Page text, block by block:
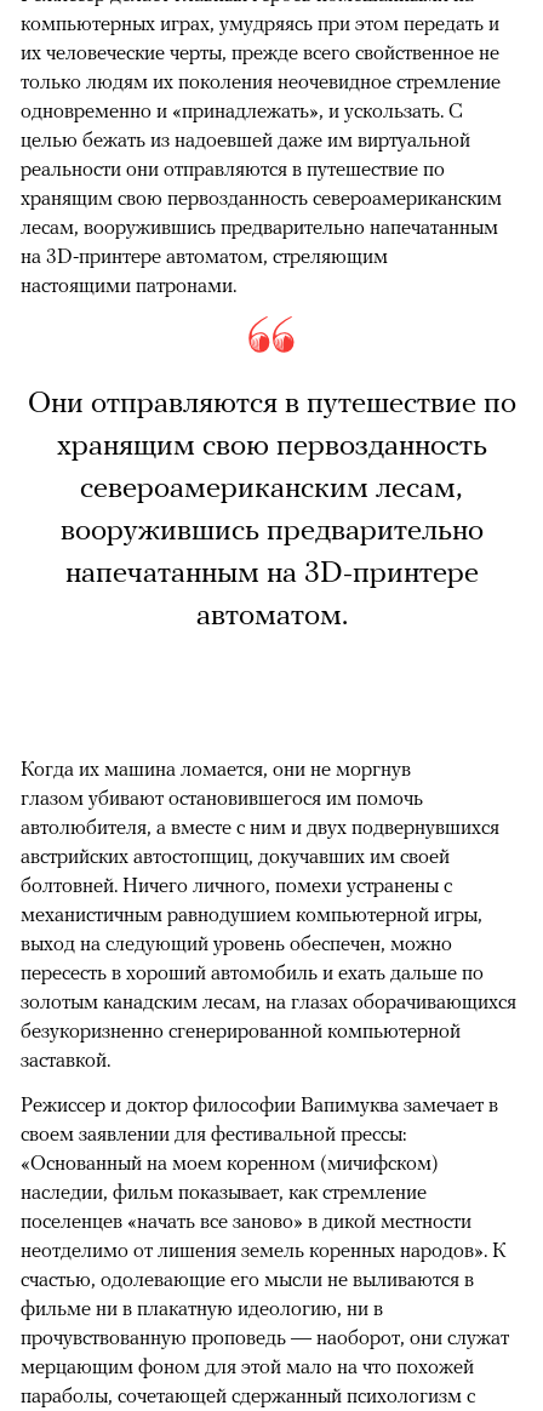
компьютерных играх, умудряясь при этом передать и
их человеческие черты, прежде всего свойственное не
только людям их поколения неочевидное стремление
одновременно и «принадлежать», и ускользать. С
целью бежать из надоевшей даже им виртуальной
реальности они отправляются в путешествие по
хранящим свою первозданность североамериканским
лесам, вооружившись предварительно напечатанным
на 3D-принтере автоматом, стреляющим
настоящими патронами.
Они отправляются в путешествие по
хранящим свою первозданность
североамериканским лесам,
вооружившись предварительно
напечатанным на 3D-принтере
автоматом.
Когда их машина ломается, они не моргнув
глазом убивают остановившегося им помочь
автолюбителя, а вместе с ним и двух подвернувшихся
австрийских автостопщиц, докучавших им своей
болтовней. Ничего личного, помехи устранены с
механистичным равнодушием компьютерной игры,
выход на следующий уровень обеспечен, можно
пересесть в хороший автомобиль и ехать дальше по
золотым канадским лесам, на глазах оборачивающихся
безукоризненно сгенерированной компьютерной
заставкой.
Режиссер и доктор философии Вапимуква замечает в
своем заявлении для фестивальной прессы:
«Основанный на моем коренном (мичифском)
наследии, фильм показывает, как стремление
поселенцев «начать все заново» в дикой местности
неотделимо от лишения земель коренных народов». К
счастью, одолевающие его мысли не выливаются в
фильме ни в плакатную идеологию, ни в
прочувствованную проповедь — наоборот, они служат
мерцающим фоном для этой мало на что похожей
параболы, сочетающей сдержанный психологизм с